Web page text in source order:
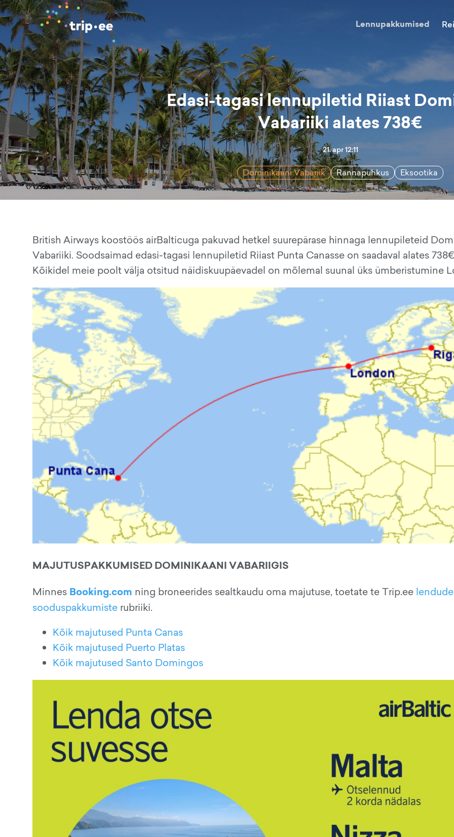
Lennupakkumised
Edasi-tagasi lennupiletid Riiast
Vabariiki alates 738€
21. apr 12:11
Dominikaani Vabariik Rannapuhkus Eksootika
British Airways koostöös airBalticuga pakuvad hetkel suurepärase hinnaga lennupileteid
Vabariiki. Soodsaimad edasi-tagasi lennupiletid Riiast Punta Canasse on saadaval alates
Kõikidel meie poolt välja otsitud näidiskuupäevadel on mõlemal suunal üks ümberistumine
MAJUTUSPAKKUMISED DOMINIKAANI VABARIIGIS
Minnes Booking.com ning broneerides sealtkaudu oma majutuse, toetate te Trip.ee lendude
sooduspakkumiste rubriiki.
Kõik majutused Punta Canas
Kõik majutused Puerto Platas
Kõik majutused Santo Domingos